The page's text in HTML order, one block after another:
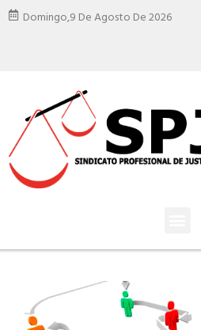
Domingo,9 De Agosto De 2026